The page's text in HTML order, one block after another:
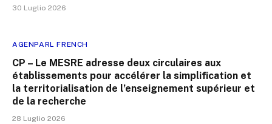
30 Luglio 2026
AGENPARL FRENCH
CP – Le MESRE adresse deux circulaires aux
établissements pour accélérer la simplification et
la territorialisation de l’enseignement supérieur et
de la recherche
28 Luglio 2026